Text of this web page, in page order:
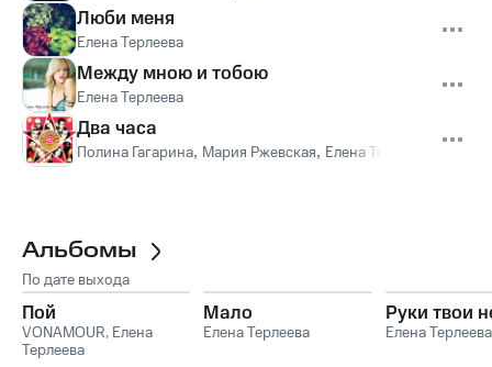
Люби меня
Елена Терлеева
Между мною и тобою
Елена Терлеева
Два часа
Полина Гагарина, Мария Ржевская, Елена Темникова
Альбомы
По дате выхода
Пой
VONAMOUR, Елена
Терлеева
Мало
Елена Терлеева
Руки твои
Елена Терлеева